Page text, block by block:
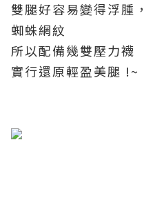
雙腿好容易變得浮腫
蜘蛛網紋
所以配備幾雙壓力襪
實行還原輕盈美腿 !~